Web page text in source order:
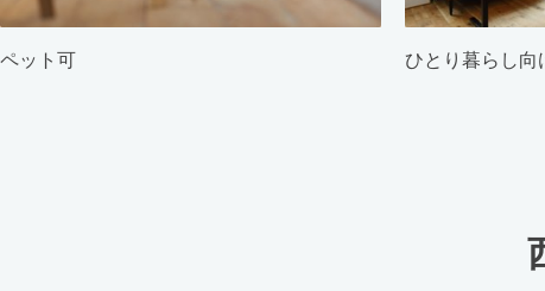
ペット可 ひとり暮らし向